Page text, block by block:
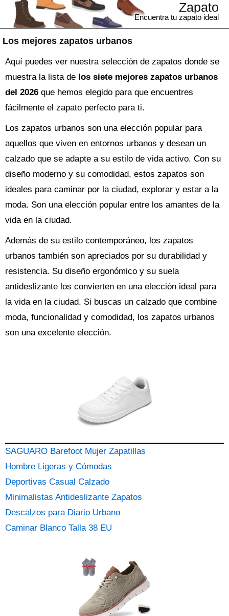
Los mejores zapatos urbanos
Zapato
Encuentra tu zapato ideal
Aquí puedes ver nuestra selección de zapatos donde se
muestra la lista de los siete mejores zapatos urbanos
del 2026 que hemos elegido para que encuentres
fácilmente el zapato perfecto para ti.
Los zapatos urbanos son una elección popular para
aquellos que viven en entornos urbanos y desean un
calzado que se adapte a su estilo de vida activo. Con su
diseño moderno y su comodidad, estos zapatos son
ideales para caminar por la ciudad, explorar y estar a la
moda. Son una elección popular entre los amantes de la
vida en la ciudad.
Además de su estilo contemporáneo, los zapatos
urbanos también son apreciados por su durabilidad y
resistencia. Su diseño ergonómico y su suela
antideslizante los convierten en una elección ideal para
la vida en la ciudad. Si buscas un calzado que combine
moda, funcionalidad y comodidad, los zapatos urbanos
son una excelente elección.
SAGUARO Barefoot Mujer Zapatillas
Hombre Ligeras y Cómodas
Deportivas Casual Calzado
Minimalistas Antideslizante Zapatos
Descalzos para Diario Urbano
Caminar Blanco Talla 38 EU